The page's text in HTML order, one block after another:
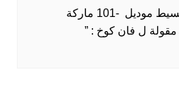
ماكينة فيلم شرنك بالتقسيط موديل -101 ماركة
ل فان كوخ : ”